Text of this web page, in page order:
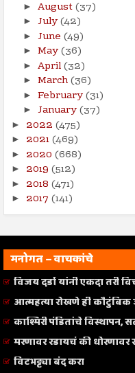
► August(37)
► July(42)
► June (49)
► May(36)
► April(32)
► March(36)
► February(31)
► January(37)
► 2022 (475)
► 2021(469)
► 2020 (668)
► 2019 (512)
► 2018 (471)
► 2017 (141)
मनोगत – वाचकांचे
विजय दर्डा यांनी एकदा तरी
आत्महत्या रोखणे ही कौटुंबिक
काश्मिरी पंडितांचे विस्थापन,
मरणावर रडायचं की धोरणावर
विटभट्ट्या बंद करा